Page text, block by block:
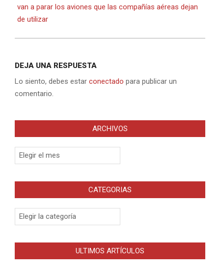
van a parar los aviones que las compañías aéreas dejan
de utilizar
DEJA UNA RESPUESTA
Lo siento, debes estar conectado para publicar un
comentario.
ARCHIVOS
Archivos
CATEGORIAS
Categorias
ULTIMOS ARTÍCULOS